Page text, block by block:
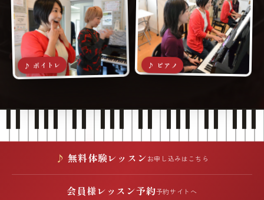
♪ ボイトレ ♪ ピアノ
無料体験レッスンお申し込みはこちら
会員様レッスン予約予約サイトへ